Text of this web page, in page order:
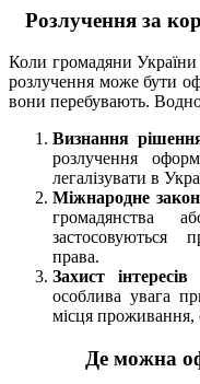
Розлучення за
Коли громадяни
розлучення може бути
вони перебувають.
Визнання
розлучення
легалізувати в
Міжнародне
громадянства
застосовуються
права.
Захист інтересів
особлива увага
місця проживання,
Де можна